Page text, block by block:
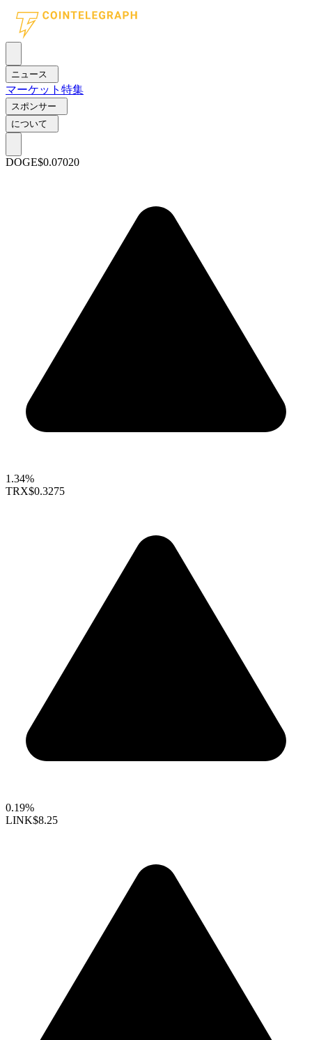
ニュース
マーケット 特集
スポンサー
について
DOGE$0.07020
1.34%
TRX$0.3275
0.19%
LINK$8.25